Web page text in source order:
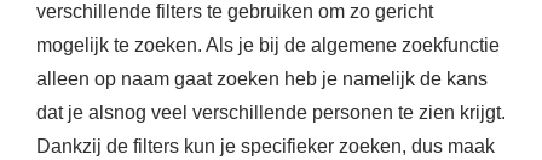
verschillende filters te gebruiken om zo gericht
mogelijk te zoeken. Als je bij de algemene zoekfunctie
alleen op naam gaat zoeken heb je namelijk de kans
dat je alsnog veel verschillende personen te zien krijgt.
Dankzij de filters kun je specifieker zoeken, dus maak